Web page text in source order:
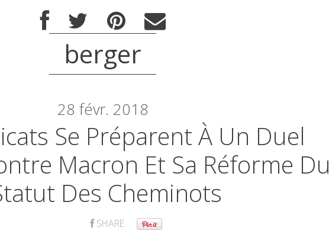
berger
28 févr. 2018
Se Préparent À Un Duel
Macron Et Sa Réforme Du
Des Cheminots
SHARE